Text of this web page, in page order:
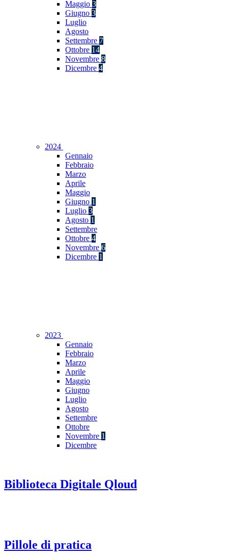
Maggio 3
Giugno 3
Luglio
Agosto
Settembre 7
Ottobre 14
Novembre 8
Dicembre 4
2024
Gennaio
Febbraio
Marzo
Aprile
Maggio
Giugno 1
Luglio 3
Agosto 1
Settembre
Ottobre 4
Novembre 6
Dicembre 1
2023
Gennaio
Febbraio
Marzo
Aprile
Maggio
Giugno
Luglio
Agosto
Settembre
Ottobre
Novembre 1
Dicembre
Biblioteca Digitale Qloud
Pillole di pratica